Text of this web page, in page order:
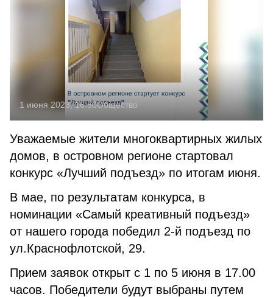
1 июня 2023, 16:50Общество
Уважаемые жители многоквартирных жилых
домов, в островном регионе стартовал
конкурс «Лучший подъезд» по итогам июня.
В мае, по результатам конкурса, в
номинации «Самый креативный подъезд»
от нашего города победил 2-й подъезд по
ул.Краснофлотской, 29.
Прием заявок открыт с 1 по 5 июня в 17.00
часов. Победители будут выбраны путем